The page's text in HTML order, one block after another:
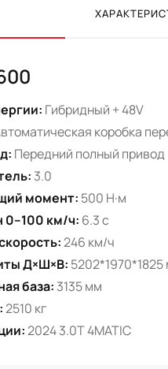
Гибридный + 48V
коробка
Передний полный привод
3.0
момент: 500 Н·м
0–100 км/ч: 6.3 с
246 км/ч
Д×Ш×В: 5202*1970*1825
база: 3135 мм
2510 кг
2024 3.0T 4MATIC